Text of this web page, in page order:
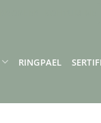
RINGPAEL